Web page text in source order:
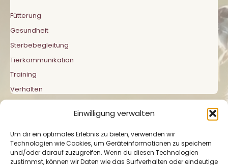
Einwilligung verwalten
Um dir ein optimales Erlebnis zu bieten, verwenden wir
Technologien wie Cookies, um Geräteinformationen zu speichern
und/oder darauf zuzugreifen. Wenn du diesen Technologien
zustimmst, können wir Daten wie das Surfverhalten oder eindeutige
Fütterung
Gesundheit
Sterbebegleitung
Tierkommunikation
Training
Verhalten